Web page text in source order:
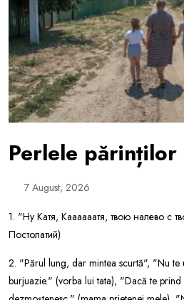
Perlele părinților
7 August, 2026
1. "Ну Катя, Каааааатя, твою налево с
Постолатий)
2. "Părul lung, dar mintea scurtă", "Nu te
burjuazie." (vorba lui tata), "Dacă te